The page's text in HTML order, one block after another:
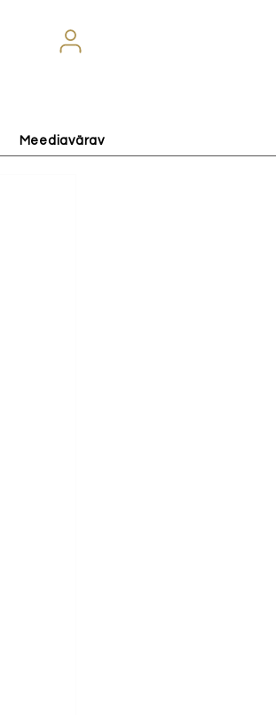
Meediavärav